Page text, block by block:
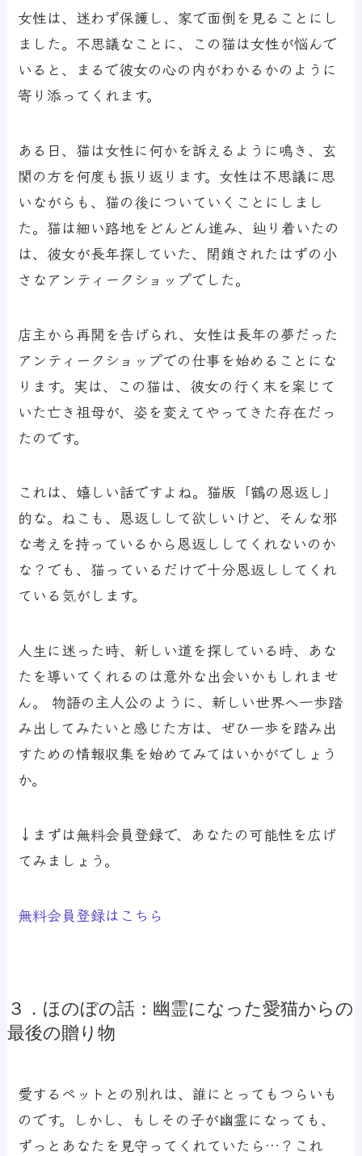
女性は、迷わず保護し、家で面倒を見ることにし
ました。不思議なことに、この猫は女性が悩んで
いると、まるで彼女の心の内がわかるかのように
寄り添ってくれます。
ある日、猫は女性に何かを訴えるように鳴き、玄
関の方を何度も振り返ります。女性は不思議に思
いながらも、猫の後についていくことにしまし
た。猫は細い路地をどんどん進み、辿り着いたの
は、彼女が長年探していた、閉鎖されたはずの小
さなアンティークショップでした。
店主から再開を告げられ、女性は長年の夢だった
アンティークショップでの仕事を始めることにな
ります。実は、この猫は、彼女の行く末を案じて
いた亡き祖母が、姿を変えてやってきた存在だっ
たのです。
これは、嬉しい話ですよね。猫版「鶴の恩返し」
的な。ねこも、恩返しして欲しいけど、そんな邪
な考えを持っているから恩返ししてくれないのか
な？でも、猫っているだけで十分恩返ししてくれ
ている気がします。
人生に迷った時、新しい道を探している時、あな
たを導いてくれるのは意外な出会いかもしれませ
ん。 物語の主人公のように、新しい世界へ一歩踏
み出してみたいと感じた方は、ぜひ一歩を踏み出
すための情報収集を始めてみてはいかがでしょう
か。
↓まずは無料会員登録で、あなたの可能性を広げ
てみましょう。
無料会員登録はこちら
３．ほのぼの話：幽霊になった愛猫からの
最後の贈り物
愛するペットとの別れは、誰にとってもつらいも
のです。しかし、もしその子が幽霊になっても、
ずっとあなたを見守ってくれていたら…？これ